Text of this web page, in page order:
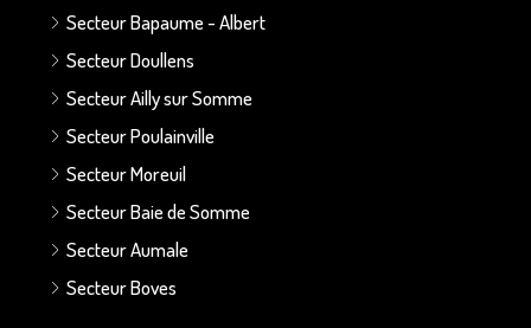
Secteur Bapaume - Albert
Secteur Doullens
Secteur Ailly sur Somme
Secteur Poulainville
Secteur Moreuil
Secteur Baie de Somme
Secteur Aumale
Secteur Boves